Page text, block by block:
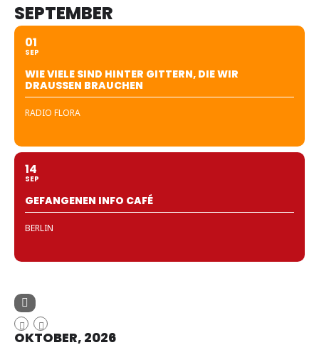
SEPTEMBER
01
SEP
WIE VIELE SIND HINTER GITTERN, DIE WIR
DRAUSSEN BRAUCHEN
RADIO FLORA
14
SEP
GEFANGENEN INFO CAFÉ
BERLIN
OKTOBER, 2026